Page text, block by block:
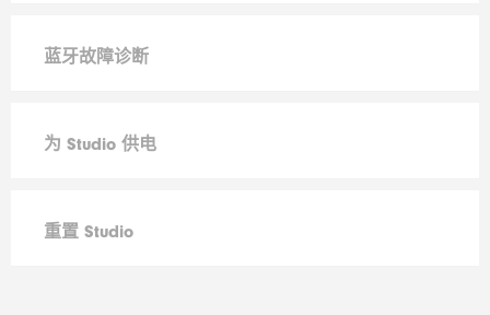
蓝牙故障诊断
为 Studio 供电
重置 Studio